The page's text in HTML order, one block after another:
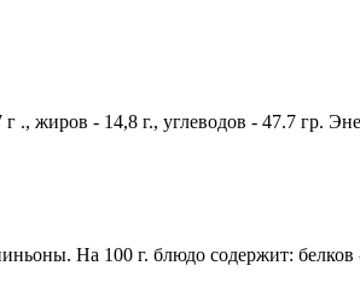
жиров - 14,8 г., углеводов - 47.7 гр.
На 100 г. блюдо содержит: белков